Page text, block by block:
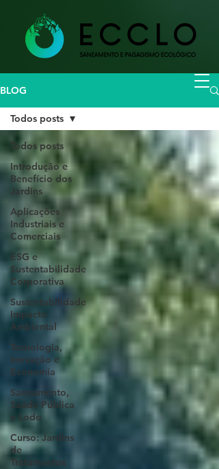
BLOG
Todos posts
Introdução e
Benefício dos
Jardins
Aplicações
Industriais e
Comerciais
ESG e
Sustentabilidade
Corporativa
Sustentabilidade
Impacto
Ambiental
Tecnologia,
Inovação e
Economia
Saneamento,
Saúde Pública
e Lodo
Curso: Jardins
de
Tratamentos
Todos posts